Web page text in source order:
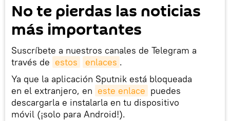
No te pierdas las noticias
más importantes
Suscríbete a nuestros canales de Telegram a
través de estos enlaces .
Ya que la aplicación Sputnik está bloqueada
en el extranjero, en este enlace puedes
descargarla e instalarla en tu dispositivo
móvil (¡solo para Android!).